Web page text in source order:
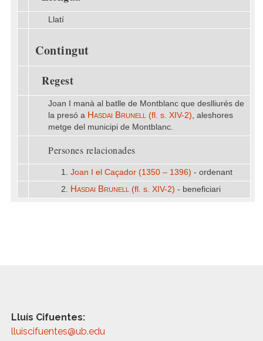
Llatí
Contingut
Regest
Joan I manà al batlle de Montblanc que deslliurés de
la presó a Hasdai Brunell (fl. s. XIV-2), aleshores
metge del municipi de Montblanc.
Persones relacionades
1. Joan I el Caçador (1350 – 1396) - ordenant
2. Hasdai Brunell (fl. s. XIV-2) - beneficiari
Lluís Cifuentes:
lluiscifuentes@ub.edu